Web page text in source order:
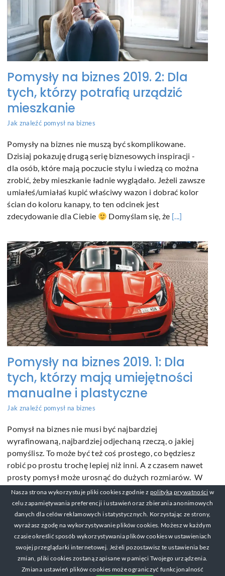
Pomysły na biznes 2019. 2: Dla
tych, którzy potrafią urządzić
mieszkanie
Jak znaleźć pomysł na biznes
Pomysły na biznes nie muszą być skomplikowane.
Dzisiaj pokazuję drugą serię biznesowych inspiracji -
dla osób, które mają poczucie stylu i wiedzą co można
zrobić, żeby mieszkanie ładnie wyglądało. Jeżeli zawsze
umiałeś/umiałaś kupić właściwy wazon i dobrać kolor
ścian do koloru kanapy, to ten odcinek jest
zdecydowanie dla Ciebie
Domyślam się, że [...]
Pomysły na biznes 2019. 1: Dla
tych, którzy mają umiejętności
manualne i plastyczne
Jak znaleźć pomysł na biznes
Pomysł na biznes nie musi być najbardziej
wyrafinowaną, najbardziej odjechaną rzeczą, o jakiej
pomyślisz. To może być też coś prostego, co będziesz
robić po prostu trochę lepiej niż inni. A z czasem nawet
prosty pomysł może urosnąć do dużych rozmiarów. W
rozmowie studentka powiedziała mi ostatnio, że
chciałaby założyć coś swojego, ale nie[...]
© Copyright 2017-2019 Michał Mackiewicz Kontakt:
michal@zarabianienasniadanie.pl
Nasza strona wykorzystuje pliki cookies zgodnie z polityką prywatności w
celu zapamiętywania preferencji i ustawień oraz zbierania anonimowych
danych dla celów reklamowych i statystycznych. Korzystając ze strony,
wyrażasz zgodę na wykorzystywanie plików cookies. Możesz w każdym
czasie określić sposób wykorzystywania plików cookies w ustawieniach
swojej przeglądarki internetowej. Jeżeli pozostawisz te ustawienia bez
zmian, pliki cookies zostaną zapisane w pamięci Twojego urządzenia.
Zmiana ustawień plików cookies może ograniczyć funkcjonalność